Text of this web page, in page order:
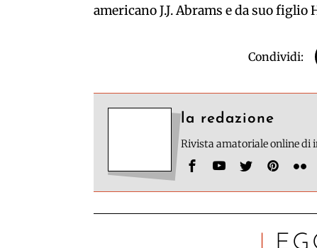
americano J.J. Abrams e da suo figlio
Condividi:
la redazione
Rivista amatoriale online di